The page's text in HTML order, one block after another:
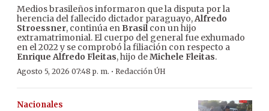
Medios brasileños informaron que la disputa por la
herencia del fallecido dictador paraguayo,Alfredo
Stroessner, continúa en Brasilcon un hijo
extramatrimonial. El cuerpo del general fue exhumado
en el 2022 y se comprobó la filiación con respecto a
Enrique Alfredo Fleitas, hijo deMichele Fleitas.
Agosto 5, 2026 07:48 p. m. · Redacción ÚH
Nacionales